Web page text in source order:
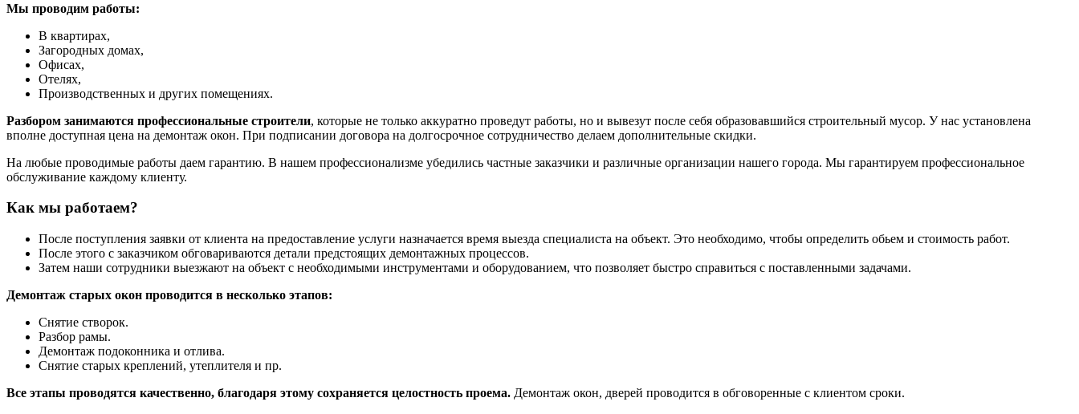
Мы проводим работы:
В квартирах,
Загородных домах,
Офисах,
Отелях,
Производственных и других помещениях.
Разбором занимаются профессиональные строители, которые не только аккуратно проведут работы, но и вывезут после себя образовавшийся строительный мусор. У нас установлена
вполне доступная цена на демонтаж окон. При подписании договора на долгосрочное сотрудничество делаем дополнительные скидки.
На любые проводимые работы даем гарантию. В нашем профессионализме убедились частные заказчики и различные организации нашего города. Мы гарантируем профессиональное
обслуживание каждому клиенту.
Как мы работаем?
После поступления заявки от клиента на предоставление услуги назначается время выезда специалиста на объект. Это необходимо, чтобы определить обьем и стоимость работ.
После этого с заказчиком обговариваются детали предстоящих демонтажных процессов.
Затем наши сотрудники выезжают на объект с необходимыми инструментами и оборудованием, что позволяет быстро справиться с поставленными задачами.
Демонтаж старых окон проводится в несколько этапов:
Снятие створок.
Разбор рамы.
Демонтаж подоконника и отлива.
Снятие старых креплений, утеплителя и пр.
Все этапы проводятся качественно, благодаря этому сохраняется целостность проема. Демонтаж окон, дверей проводится в обговоренные с клиентом сроки.